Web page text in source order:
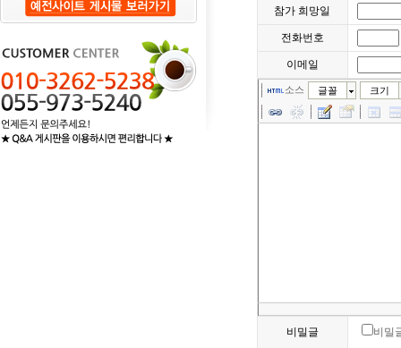
참가 희망일
전화번호
이메일
소스 글꼴 크기
비밀글 비밀